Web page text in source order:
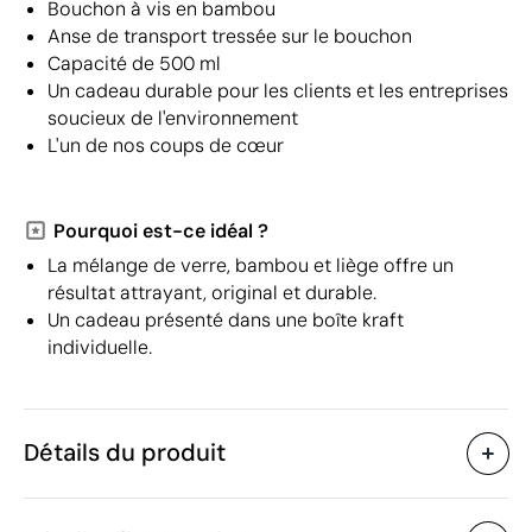
Bouchon à vis en bambou
Anse de transport tressée sur le bouchon
Capacité de 500 ml
Un cadeau durable pour les clients et les entreprises
soucieux de l'environnement
L'un de nos coups de cœur
Pourquoi est-ce idéal ?
La mélange de verre, bambou et liège offre un
résultat attrayant, original et durable.
Un cadeau présenté dans une boîte kraft
individuelle.
Détails du produit
Caractéristiques